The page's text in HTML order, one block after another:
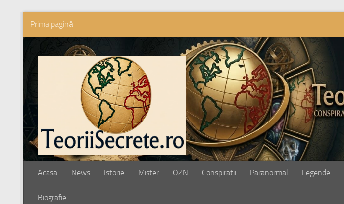
... ...
Skip to content
Prima pagină
Acasa News Istorie Mister OZN Conspiratii Paranormal Legende
Biografie